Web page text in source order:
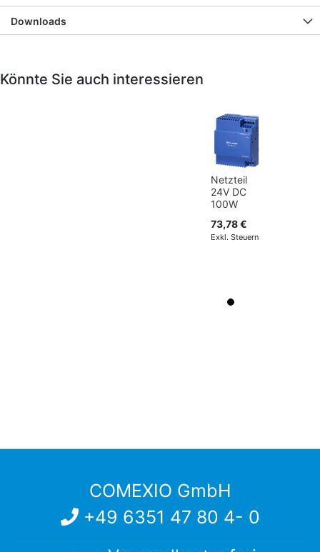
Downloads
Könnte Sie auch interessieren
Netzteil
24V DC
100W
73,78 €
COMEXIO GmbH
+49 6351 47 80 4- 0